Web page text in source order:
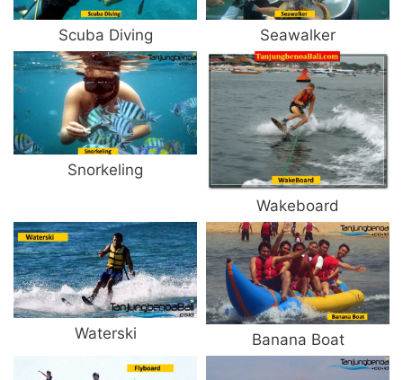
Scuba Diving Seawalker
Snorkeling
Wakeboard
Waterski Banana Boat